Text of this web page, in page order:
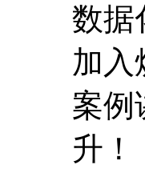
数据
加入
案例
升！